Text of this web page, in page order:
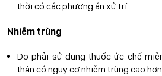
thời có các phương án xử trí.
Nhiễm trùng
Do phải sử dụng thuốc ức chế
thận có nguy cơ nhiễm trùng cao